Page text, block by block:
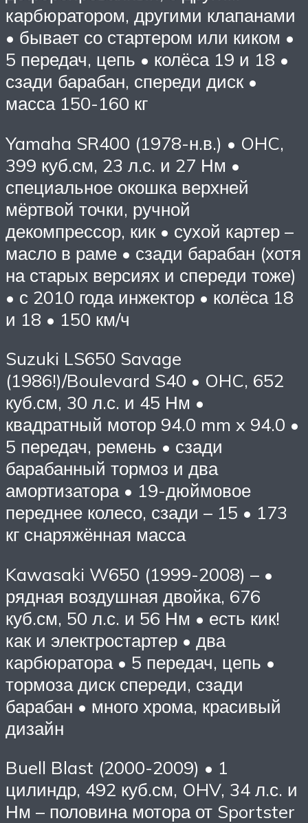
карбюратором, другими клапанами
• бывает со стартером или киком •
5 передач, цепь • колёса 19 и 18 •
сзади барабан, спереди диск •
масса 150-160 кг
Yamaha SR400 (1978-н.в.) • OHC,
399 куб.см, 23 л.с. и 27 Нм •
специальное окошка верхней
мёртвой точки, ручной
декомпрессор, кик • сухой картер –
масло в раме • сзади барабан (хотя
на старых версиях и спереди тоже)
• с 2010 года инжектор • колёса 18
и 18 • 150 км/ч
Suzuki LS650 Savage
(1986!)/Boulevard S40 • OHC, 652
куб.см, 30 л.с. и 45 Нм •
квадратный мотор 94.0 mm x 94.0 •
5 передач, ремень • сзади
барабанный тормоз и два
амортизатора • 19-дюймовое
переднее колесо, сзади – 15 • 173
кг снаряжённая масса
Kawasaki W650 (1999-2008) – •
рядная воздушная двойка, 676
куб.см, 50 л.с. и 56 Нм • есть кик!
как и электростартер • два
карбюратора • 5 передач, цепь •
тормоза диск спереди, сзади
барабан • много хрома, красивый
дизайн
Buell Blast (2000-2009) • 1
цилиндр, 492 куб.см, OHV, 34 л.с. и
Нм – половина мотора от Sportster